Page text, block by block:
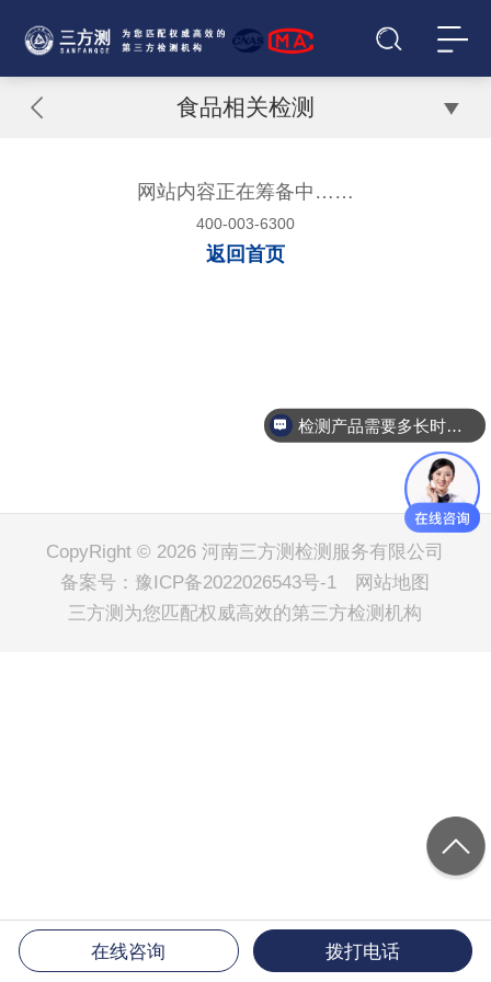
食品相关检测
网站内容正在筹备中……
400-003-6300
返回首页
CopyRight © 2026 河南三方测检测服务有限公司
备案号： 豫ICP备2022026543号-1
网站地图
三方测 为您匹配权威高效的第三方检测机构
检测产品需要多长时间？
在线咨询 拨打电话